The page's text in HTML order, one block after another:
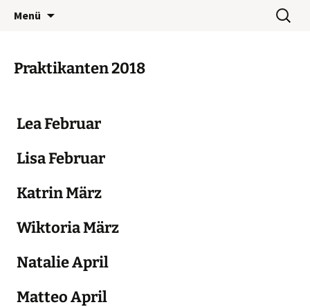
Café Wohnwerk
Wohnwerk München e.V.
Menü
Suchen
nach:
Praktikanten 2018
Lea Februar
Lisa Februar
Katrin März
Wiktoria März
Natalie April
Matteo April